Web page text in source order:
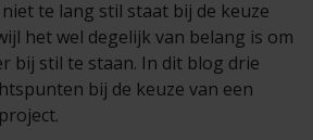
te lang stil staat bij de keuze
het wel degelijk van belang is om
bij stil te staan. In dit blog drie
bij de keuze van een